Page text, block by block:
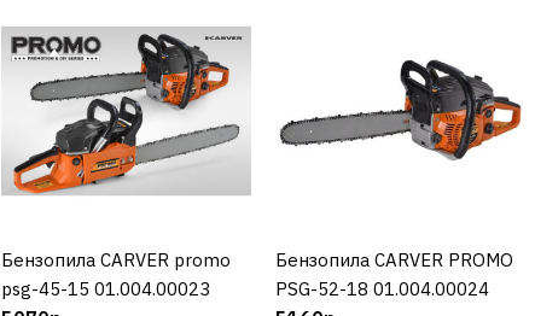
13237р.
КУПИТЬ
ДОБАВИТЬ К СРАВНЕНИЮ
ДОБАВИТЬ В ПОЖЕЛАНИЯ
Бензопила BRAIT
01.01.002.019
КУПИТЬ
Бензопила CARVER promo
psg-45-15 01.004.00023
КУПИТЬ
Бензопила CARVER PROMO
PSG-52-18 01.004.00024